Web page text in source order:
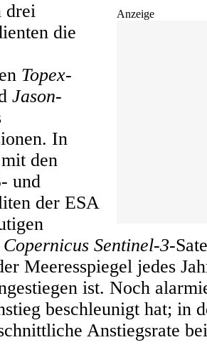
Anzeige
drei
die
Topex-
Jason-
In
den
und
der ESA
Copernicus Sentinel-3-
Meeresspiegel jedes
ist. Noch
beschleunigt hat; in
Anstiegsrate